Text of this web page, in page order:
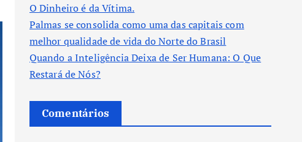
O Dinheiro é da Vítima.
Palmas se consolida como uma das capitais com
melhor qualidade de vida do Norte do Brasil
Quando a Inteligência Deixa de Ser Humana: O Que
Restará de Nós?
Comentários